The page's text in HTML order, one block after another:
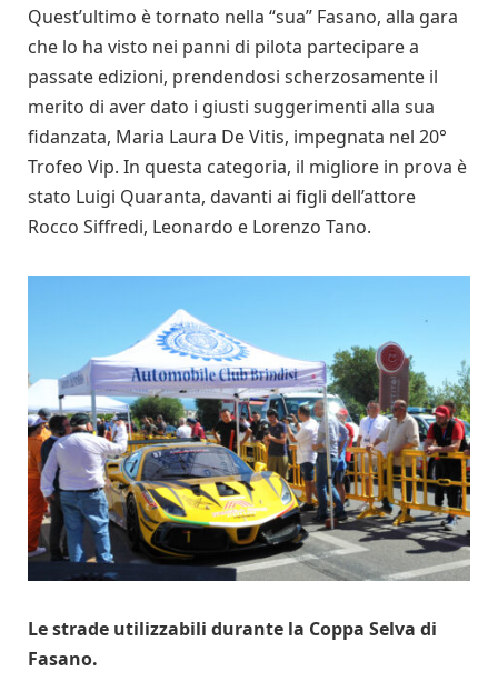
Quest’ultimo è tornato nella “sua” Fasano, alla gara
che lo ha visto nei panni di pilota partecipare a
passate edizioni, prendendosi scherzosamente il
merito di aver dato i giusti suggerimenti alla sua
fidanzata, Maria Laura De Vitis, impegnata nel 20°
Trofeo Vip. In questa categoria, il migliore in prova è
stato Luigi Quaranta, davanti ai figli dell’attore
Rocco Siffredi, Leonardo e Lorenzo Tano.
Le strade utilizzabili durante la Coppa Selva di
Fasano.